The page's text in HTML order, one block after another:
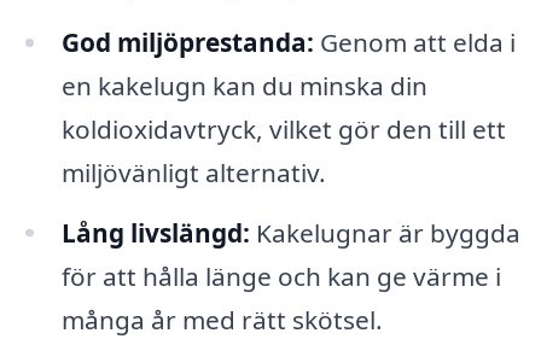
God miljöprestanda: Genom att elda i
en kakelugn kan du minska din
koldioxidavtryck, vilket gör den till ett
miljövänligt alternativ.
Lång livslängd: Kakelugnar är byggda
för att hålla länge och kan ge värme i
många år med rätt skötsel.